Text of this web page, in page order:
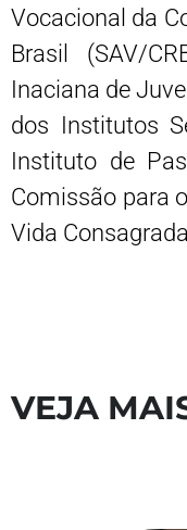
Vocacional da
Brasil (SAV/
Inaciana de
dos Institutos
Instituto de
Comissão para
Vida
VEJA